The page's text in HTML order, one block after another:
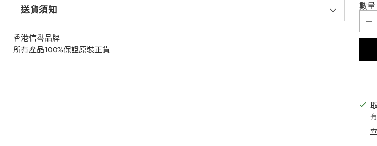
送貨須知
香港信譽品牌
所有產品100%保證原裝正貨
數量